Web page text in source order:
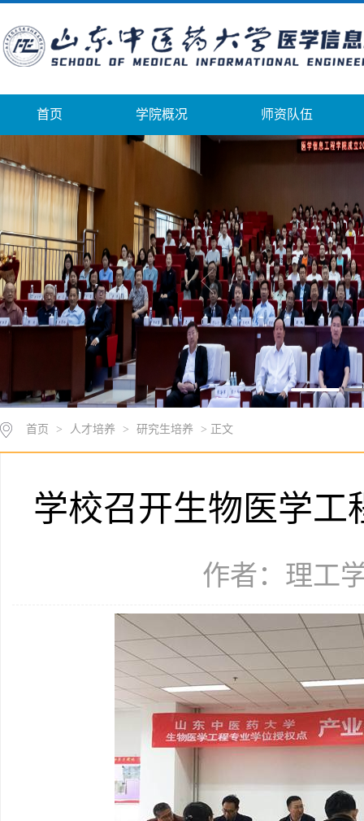
首页 学院概况 师资队伍
首页 > 人才培养 > 研究生培养 > 正文
学校召开生物医学工
作者：理工